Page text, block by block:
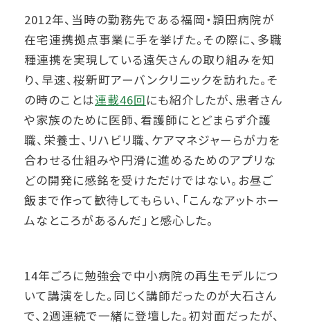
2012年、当時の勤務先である福岡・頴田病院が
在宅連携拠点事業に手を挙げた。その際に、多職
種連携を実現している遠矢さんの取り組みを知
り、早速、桜新町アーバンクリニックを訪れた。そ
の時のことは連載46回にも紹介したが、患者さん
や家族のために医師、看護師にとどまらず介護
職、栄養士、リハビリ職、ケアマネジャーらが力を
合わせる仕組みや円滑に進めるためのアプリな
どの開発に感銘を受けただけではない。お昼ご
飯まで作って歓待してもらい、「こんなアットホー
ムなところがあるんだ」と感心した。
14年ごろに勉強会で中小病院の再生モデルにつ
いて講演をした。同じく講師だったのが大石さん
で、2週連続で一緒に登壇した。初対面だったが、